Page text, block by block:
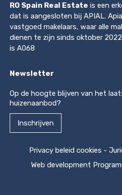
RO Spain Real Estate is een
dat is aangesloten bij APIAL.
vastgoed makelaars, waar alle
dienen te zijn sinds oktober
is A068
Newsletter
Op de hoogte blijven van het
huizenaanbod?
Inschrijven
Privacy beleid cookies -
Web development